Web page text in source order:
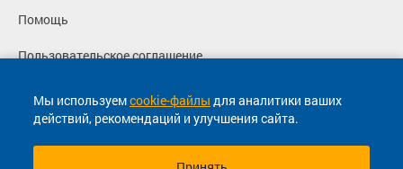
Мы используемcookie-файлы для аналитики ваших
действий, рекомендаций и улучшения сайта.
Помощь
Пользовательское соглашение
Политика конфиденциальности
Согласие на маркетинговые сообщения